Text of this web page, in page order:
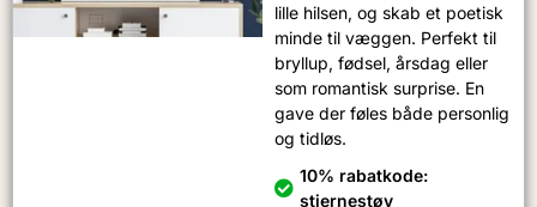
lille hilsen, og skab et poetisk
minde til væggen. Perfekt til
bryllup, fødsel, årsdag eller
som romantisk surprise. En
gave der føles både personlig
og tidløs.
10% rabatkode:
stjernestøv